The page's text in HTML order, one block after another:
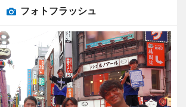
フォトフラッシュ